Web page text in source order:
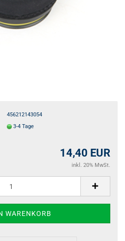
456212143054
3-4 Tage
14,40 EUR
inkl. 20% MwSt.